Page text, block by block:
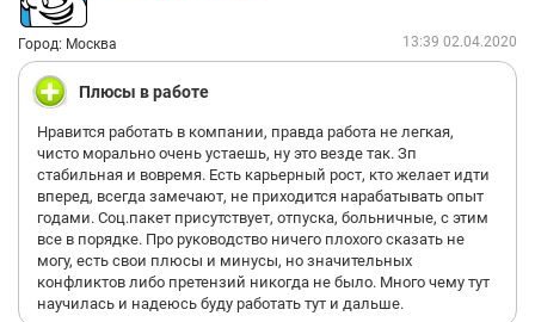
Город: Москва 13:39 02.04.2020
Плюсы в работе
Нравится работать в компании, правда работа не легкая,
чисто морально очень устаешь, ну это везде так. Зп
стабильная и вовремя. Есть карьерный рост, кто желает идти
вперед, всегда замечают, не приходится нарабатывать опыт
годами. Соц.пакет присутствует, отпуска, больничные, с этим
все в порядке. Про руководство ничего плохого сказать не
могу, есть свои плюсы и минусы, но значительных
конфликтов либо претензий никогда не было. Много чему тут
научилась и надеюсь буду работать тут и дальше.